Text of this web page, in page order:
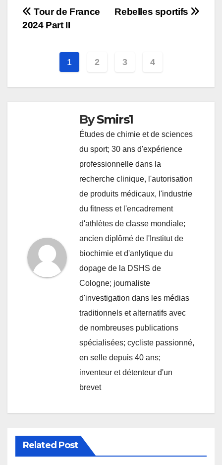
Navigation
l’article
Rebelles sportifs
Tour de France
2024 Part II
1 2 3 4
BySmirs1
Études de chimie et de sciences
du sport; 30 ans d'expérience
professionnelle dans la
recherche clinique, l'autorisation
de produits médicaux, l'industrie
du fitness et l'encadrement
d'athlètes de classe mondiale;
ancien diplômé de l'Institut de
biochimie et d'anlytique du
dopage de la DSHS de
Cologne; journaliste
d'investigation dans les médias
traditionnels et alternatifs avec
de nombreuses publications
spécialisées; cycliste passionné,
en selle depuis 40 ans;
inventeur et détenteur d'un
brevet
Related Post